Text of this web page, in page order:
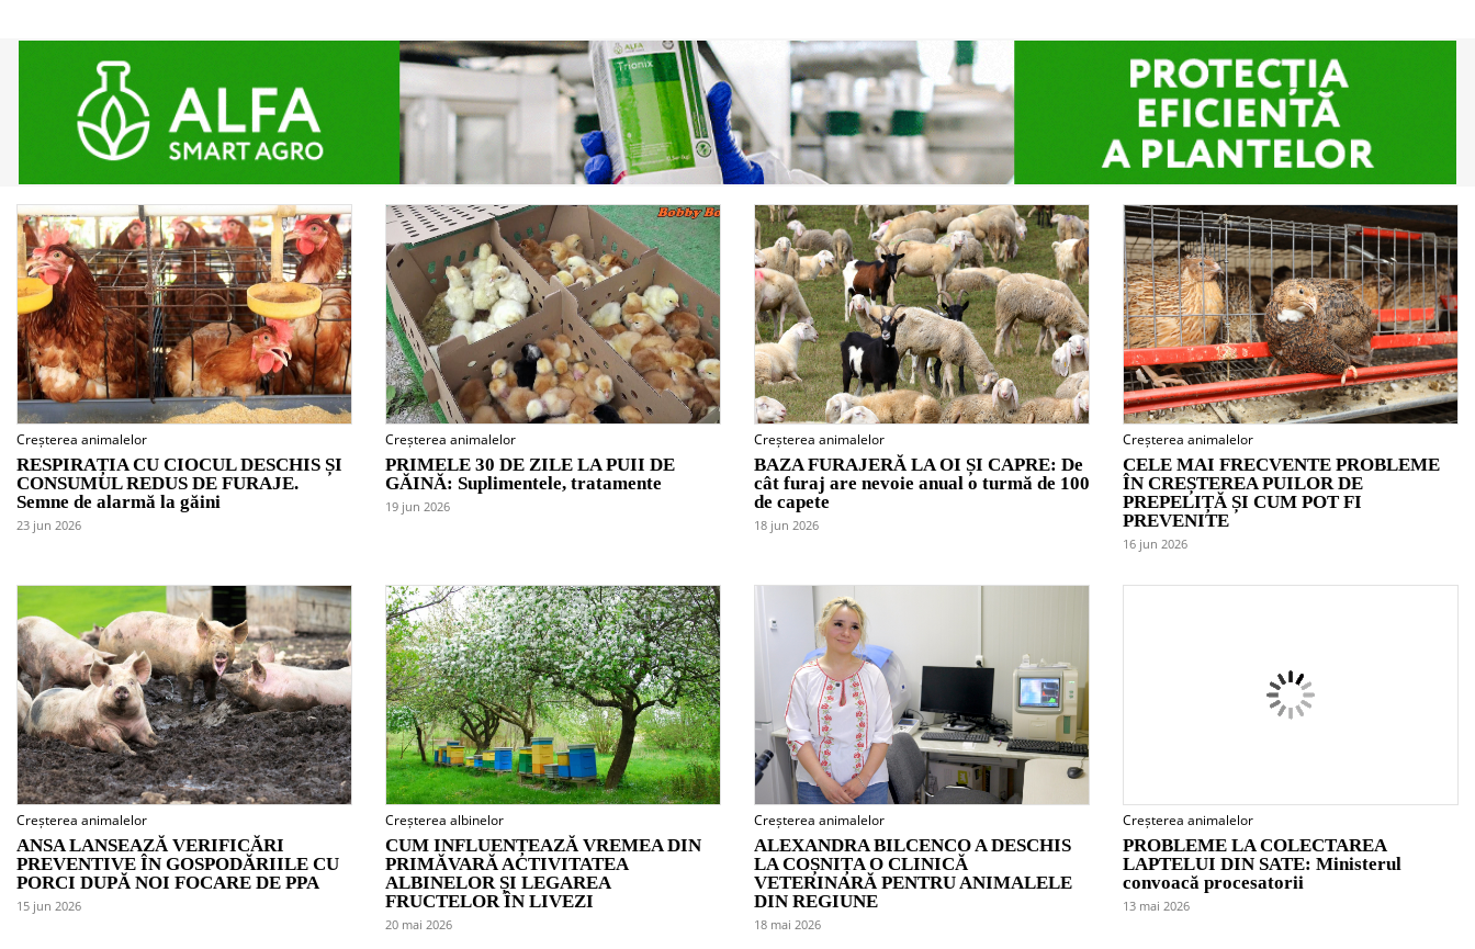
Creșterea animalelor
RESPIRAȚIA CU CIOCUL DESCHIS ȘI
CONSUMUL REDUS DE FURAJE.
Semne de alarmă la găini
23 jun 2026
Creșterea animalelor
PRIMELE 30 DE ZILE LA PUII DE
GĂINĂ: Suplimentele, tratamente
19 jun 2026
Creșterea animalelor
BAZA FURAJERĂ LA OI ȘI CAPRE: De
cât furaj are nevoie anual o turmă de 100
de capete
18 jun 2026
Creșterea animalelor
CELE MAI FRECVENTE PROBLEME
ÎN CREȘTEREA PUILOR DE
PREPELIȚĂ ȘI CUM POT FI
PREVENITE
16 jun 2026
Creșterea animalelor
ANSA LANSEAZĂ VERIFICĂRI
PREVENTIVE ÎN GOSPODĂRIILE CU
PORCI DUPĂ NOI FOCARE DE PPA
15 jun 2026
Creșterea albinelor
CUM INFLUENȚEAZĂ VREMEA DIN
PRIMĂVARĂ ACTIVITATEA
ALBINELOR ȘI LEGAREA
FRUCTELOR ÎN LIVEZI
20 mai 2026
Creșterea animalelor
ALEXANDRA BILCENCO A DESCHIS
LA COȘNIȚA O CLINICĂ
VETERINARĂ PENTRU ANIMALELE
DIN REGIUNE
18 mai 2026
Creșterea animalelor
PROBLEME LA COLECTAREA
LAPTELUI DIN SATE: Ministerul
convoacă procesatorii
13 mai 2026